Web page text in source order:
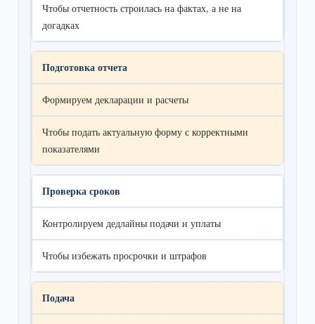
Чтобы отчетность строилась на фактах, а не на
догадках
Подготовка отчета
Формируем декларации и расчеты
Чтобы подать актуальную форму с корректными
показателями
Проверка сроков
Контролируем дедлайны подачи и уплаты
Чтобы избежать просрочки и штрафов
Подача